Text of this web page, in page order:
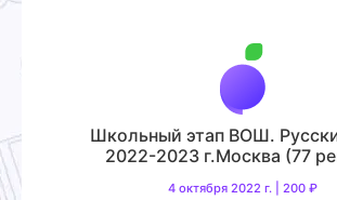
Школьный этап ВОШ.
2022-2023 г.Москва (77
4 октября 2022 г. | 200 ₽